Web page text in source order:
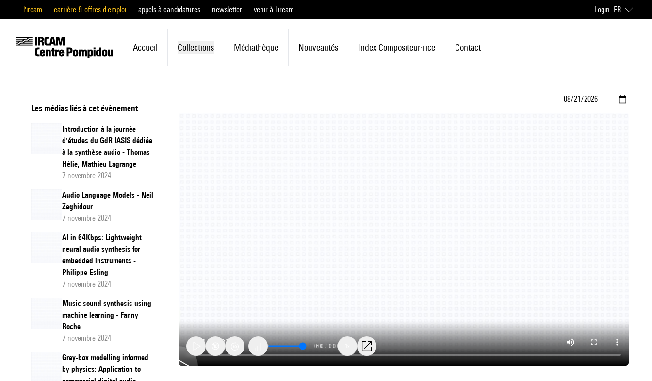
l'ircam carrière & offres d'emploi appels à candidatures newsletter venir à l'ircam Login FR
Accueil Collections Médiathèque Nouveautés Index Compositeur·rice Contact
Les médias liés à cet évènement
Introduction à la journée
d'études du GdR IASIS dédiée
à la synthèse audio - Thomas
Hélie, Mathieu Lagrange
7 novembre 2024
Audio Language Models - Neil
Zeghidour
7 novembre 2024
AI in 64Kbps: Lightweight
neural audio synthesis for
embedded instruments -
Philippe Esling
7 novembre 2024
Music sound synthesis using
machine learning - Fanny
Roche
7 novembre 2024
Grey-box modelling informed
by physics: Application to
0:00 / 0:00